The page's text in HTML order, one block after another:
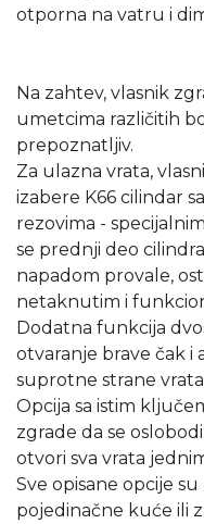
otporna na vatru i
Na zahtev, vlasnik
umetcima različitih
prepoznatljiv.
Za ulazna vrata,
izabere K66 cilindar
rezovima -
se prednji deo
napadom provale,
netaknutim i
Dodatna funkcija
otvaranje brave čak
suprotne strane
Opcija sa istim
zgrade da se
otvori sva vrata
Sve opisane opcije
pojedinačne kuće ili